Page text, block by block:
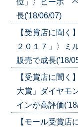
長('18/06/07)
【受賞店に聞
２０１７」〉ミ
販売で成長('18/
【受賞店に聞
大賞」ダイヤモ
インが高評価
【モール受賞